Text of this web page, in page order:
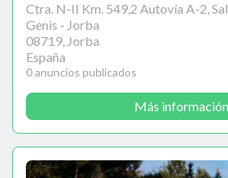
Ctra. N-II Km. 549,2 Autovía A-2,
Genis - Jorba
08719, Jorba
España
0 anuncios publicados
Más información